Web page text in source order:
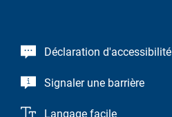
Déclaration d'accessibilité
Signaler une barrière
Langage facile